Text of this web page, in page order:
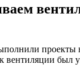
проекты
вентиляции был